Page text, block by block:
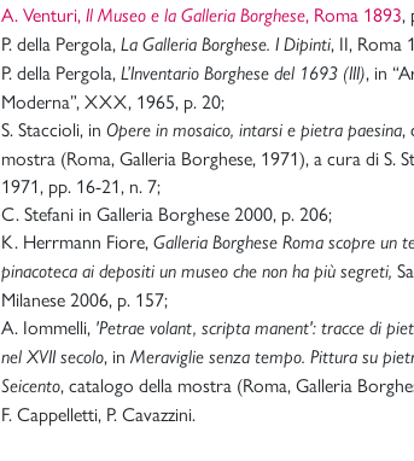
A. Venturi, Il Museo e la Galleria Borghese, Roma 1893,
P. della Pergola, La Galleria Borghese. I Dipinti, II, Roma
P. della Pergola, L’Inventario Borghese del 1693 (III), in
Moderna”, XXX, 1965, p. 20;
S. Staccioli, in Opere in mosaico, intarsi e pietra paesina,
mostra (Roma, Galleria Borghese, 1971), a cura di S.
1971, pp. 16-21, n. 7;
C. Stefani in Galleria Borghese 2000, p. 206;
K. Herrmann Fiore, Galleria Borghese Roma scopre un
pinacoteca ai depositi un museo che non ha più segreti,
Milanese 2006, p. 157;
A. Iommelli, 'Petrae volant, scripta manent': tracce di
nel XVII secolo, in Meraviglie senza tempo. Pittura su
Seicento, catalogo della mostra (Roma, Galleria
F. Cappelletti, P. Cavazzini.